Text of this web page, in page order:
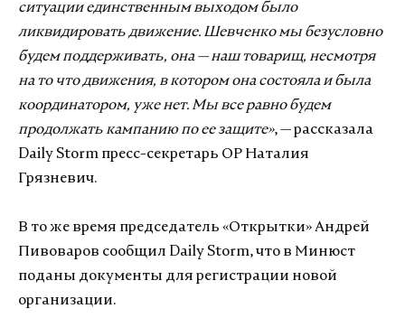
ситуации единственным выходом было
ликвидировать движение. Шевченко мы безусловно
будем поддерживать, она — наш товарищ, несмотря
на то что движения, в котором она состояла и была
координатором, уже нет. Мы все равно будем
продолжать кампанию по ее защите», — рассказала
Daily Storm пресс-секретарь ОР Наталия
Грязневич.
В то же время председатель «Открытки» Андрей
Пивоваров сообщил Daily Storm, что в Минюст
поданы документы для регистрации новой
организации.